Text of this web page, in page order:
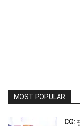
MOST POPULAR
CG: